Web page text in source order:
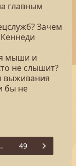
главным
Зачем
мыши и
не слышит?
выживания
бы не
49 Next